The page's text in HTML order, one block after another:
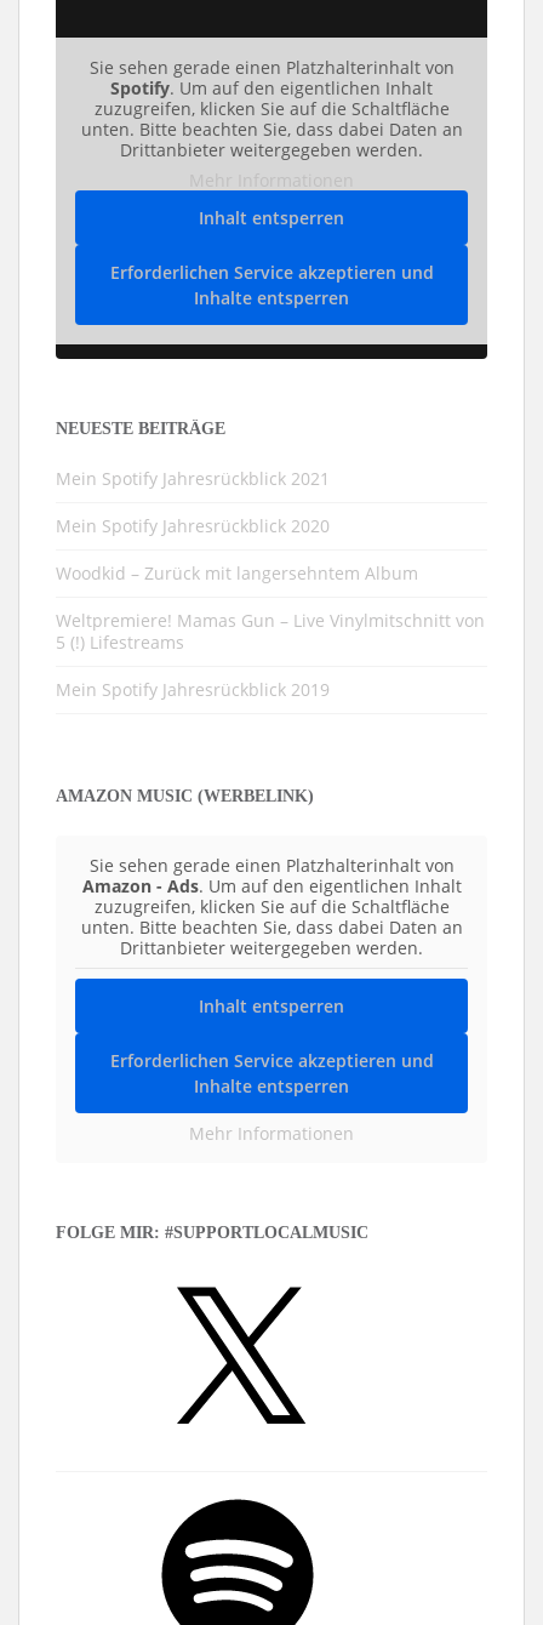
Sie sehen gerade einen Platzhalterinhalt von
Spotify. Um auf den eigentlichen Inhalt
zuzugreifen, klicken Sie auf die Schaltfläche
unten. Bitte beachten Sie, dass dabei Daten an
Drittanbieter weitergegeben werden.
Inhalt entsperren
Erforderlichen Service akzeptieren und
Inhalte entsperren
NEUESTE BEITRÄGE
Mein Spotify Jahresrückblick 2021
Mein Spotify Jahresrückblick 2020
Woodkid – Zurück mit langersehntem Album
Weltpremiere! Mamas Gun – Live Vinylmitschnitt von
5 (!) Lifestreams
Mein Spotify Jahresrückblick 2019
AMAZON MUSIC (WERBELINK)
Sie sehen gerade einen Platzhalterinhalt von
Amazon - Ads. Um auf den eigentlichen Inhalt
zuzugreifen, klicken Sie auf die Schaltfläche
unten. Bitte beachten Sie, dass dabei Daten an
Drittanbieter weitergegeben werden.
Inhalt entsperren
Erforderlichen Service akzeptieren und
Inhalte entsperren
Mehr Informationen
FOLGE MIR: #SUPPORTLOCALMUSIC